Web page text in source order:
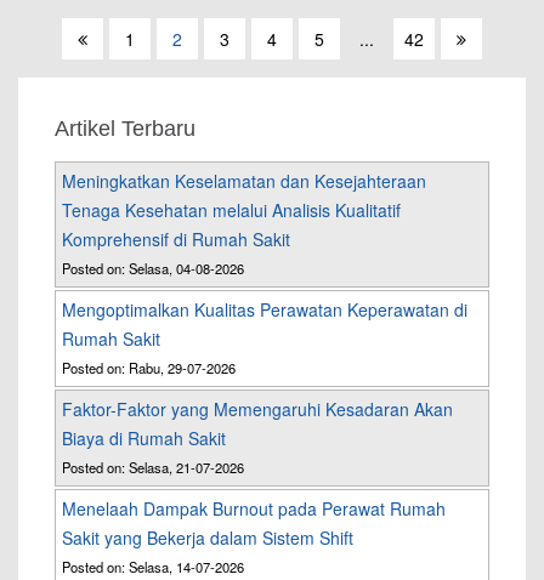
1 2 3 4 5 ... 42
Artikel Terbaru
Meningkatkan Keselamatan dan Kesejahteraan
Tenaga Kesehatan melalui Analisis Kualitatif
Komprehensif di Rumah Sakit
Posted on: Selasa, 04-08-2026
Mengoptimalkan Kualitas Perawatan Keperawatan di
Rumah Sakit
Posted on: Rabu, 29-07-2026
Faktor-Faktor yang Memengaruhi Kesadaran Akan
Biaya di Rumah Sakit
Posted on: Selasa, 21-07-2026
Menelaah Dampak Burnout pada Perawat Rumah
Sakit yang Bekerja dalam Sistem Shift
Posted on: Selasa, 14-07-2026